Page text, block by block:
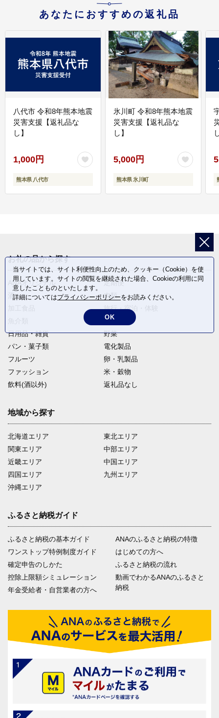
あなたにおすすめの返礼品
八代市 令和8年熊本地震
災害支援【返礼品な
し】
1,000円
熊本県 八代市
氷川町 令和8年熊本地震
災害支援【返礼品な
し】
5,000円
熊本県 氷川町
お礼の品から探す
ANAオリジナル
定期便
酒
肉類
旅行・宿泊・体験
麺類
日用品・雑貨
野菜
パン・菓子類
電化製品
フルーツ
卵・乳製品
ファッション
米・穀物
飲料(酒以外)
返礼品なし
地域から探す
北海道エリア
関東エリア
近畿エリア
四国エリア
沖縄エリア
東北エリア
中部エリア
中国エリア
九州エリア
ふるさと納税ガイド
ふるさと納税の基本ガイド
ワンストップ特例制度ガイド
確定申告のしかた
控除上限額シミュレーション
年金受給者・自営業者の方へ
ANAのふるさと納税の特徴
はじめての方へ
ふるさと納税の流れ
動画でわかるANAのふるさと
納税
当サイトでは、サイト利便性向上のため、クッキー（Cookie）を使
用しています。サイトの閲覧を継続された場合、Cookieの利用に同
意したことものといたします。
詳細についてはプライバシーポリシーをお読みください。
OK